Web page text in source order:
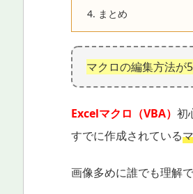
4. まとめ
マクロの編集方法が
Excelマクロ（VBA） 初
すでに作成されている
画像多めに誰でも理解